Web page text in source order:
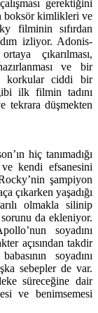
gerektiğini
boksör kimlikleri ve
filminin sıfırdan
izliyor. Adonis-
çıkarılması,
ve bir
korkular ciddi bir
ilk filmin tadını
tekrara düşmekten
hiç tanımadığı
ve kendi efsanesini
şampiyon
çıkarken yaşadığı
olmakla silinip
da ekleniyor.
soyadını
açısından takdir
soyadını
sebepler de var.
süreceğine dair
ve benimsemesi